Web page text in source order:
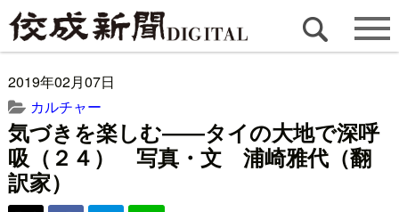
2019年02月07日
カルチャー
気づきを楽しむ――タイの大地で深呼
吸（２４） 写真・文 浦崎雅代（翻
訳家）